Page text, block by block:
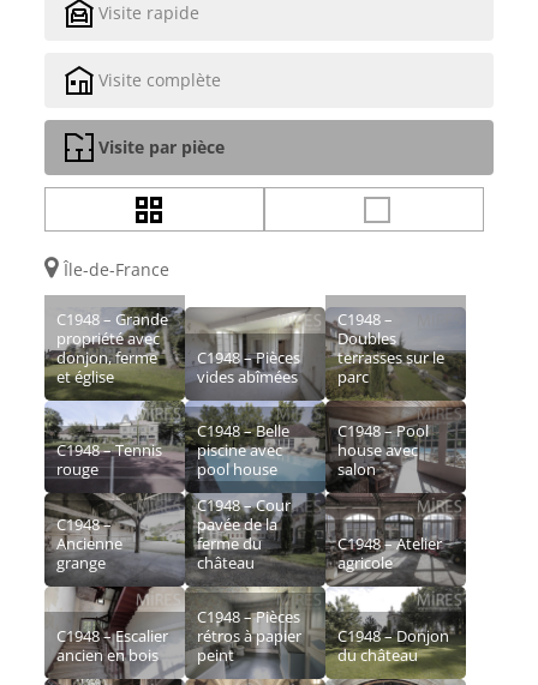
Visite rapide
Visite complète
Visite par pièce
Île-de-France
C1948 – Grande
propriété avec
donjon, ferme
et église
C1948 – Pièces
vides abîmées
C1948 –
Doubles
terrasses sur le
parc
C1948 – Tennis
rouge
C1948 – Belle
piscine avec
pool house
C1948 – Pool
house avec
salon
C1948 –
Ancienne
grange
C1948 – Cour
pavée de la
ferme du
château
C1948 – Atelier
agricole
C1948 – Escalier
ancien en bois
C1948 – Pièces
rétros à papier
peint
C1948 – Donjon
du château